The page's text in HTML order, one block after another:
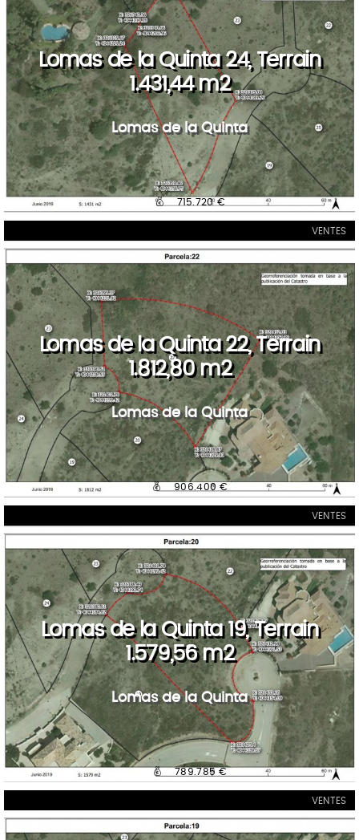
Lomas de la Quinta 24, Terrain
1.431,44 m2
Lomas de la Quinta
715.720 €
VENTES
Lomas de la Quinta 22, Terrain
1.812,80 m2
Lomas de la Quinta
906.400 €
VENTES
Lomas de la Quinta 19, Terrain
1.579,56 m2
Lomas de la Quinta
789.785 €
VENTES